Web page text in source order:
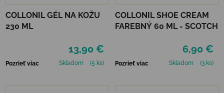
COLLONIL GÉL NA KOŽU
230 ML
13,90 €
Pozrieť viac Skladom (5 ks)
COLLONIL SHOE CREAM
FAREBNÝ 60 ML - SCOTCH
6,90 €
Pozrieť viac Skladom (3 ks)